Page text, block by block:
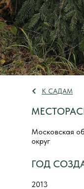
Московская
округ
2013
ГОД
К САДАМ